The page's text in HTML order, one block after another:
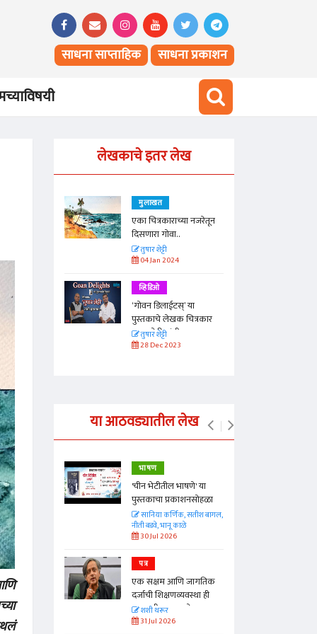
साधना साप्ताहिक साधना प्रकाशन
लेखकाचे इतर लेख
मुलाखत
एका चित्रकाराच्या नजरेतून
दिसणारा गोवा..
तुषार शेट्टी
04 Jan 2024
व्हिडिओ
‘गोवन डिलाईटस्’ या
पुस्तकाचे लेखक चित्रकार
तुषार शेट्टी यांची मुलाखत
तुषार शेट्टी
28 Dec 2023
या आठवड्यातील लेख
जपणारी
मान्यवर
भाषण
'चीन भेटीतील भाषणे' या
पुस्तकाचा प्रकाशनसोहळा
सानिया कर्णिक, सतीश बागल,
नीती बडवे, भानू काळे
30 Jul 2026
पत्र
एक सक्षम आणि जागतिक
दर्जाची शिक्षणव्यवस्था ही
काळाची गरज आहे
शशी थरूर
31 Jul 2026